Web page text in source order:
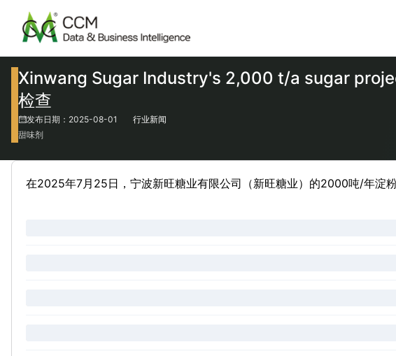
Xinwang Sugar Industry's 2,000 t/a sugar
检查
发布日期：2025-08-01
行业新闻
甜味剂
在2025年7月25日，宁波新旺糖业有限公司（新旺糖业）的2000吨/年淀